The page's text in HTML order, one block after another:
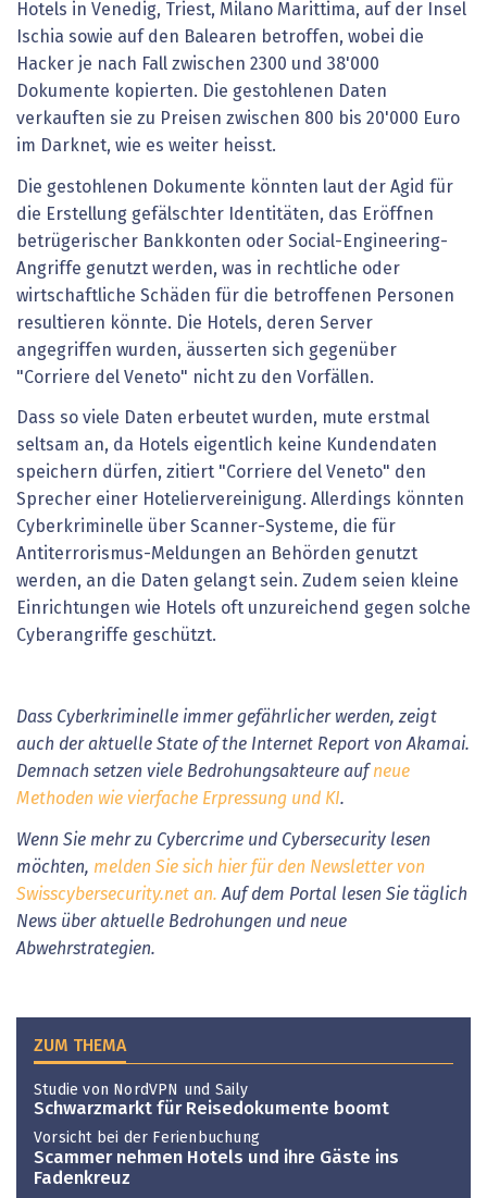
Hotels in Venedig, Triest, Milano Marittima, auf der Insel
Ischia sowie auf den Balearen betroffen, wobei die
Hacker je nach Fall zwischen 2300 und 38'000
Dokumente kopierten. Die gestohlenen Daten
verkauften sie zu Preisen zwischen 800 bis 20'000 Euro
im Darknet, wie es weiter heisst.
Die gestohlenen Dokumente könnten laut der Agid für
die Erstellung gefälschter Identitäten, das Eröffnen
betrügerischer Bankkonten oder Social-Engineering-
Angriffe genutzt werden, was in rechtliche oder
wirtschaftliche Schäden für die betroffenen Personen
resultieren könnte. Die Hotels, deren Server
angegriffen wurden, äusserten sich gegenüber
"Corriere del Veneto" nicht zu den Vorfällen.
Dass so viele Daten erbeutet wurden, mute erstmal
seltsam an, da Hotels eigentlich keine Kundendaten
speichern dürfen, zitiert "Corriere del Veneto" den
Sprecher einer Hoteliervereinigung. Allerdings könnten
Cyberkriminelle über Scanner-Systeme, die für
Antiterrorismus-Meldungen an Behörden genutzt
werden, an die Daten gelangt sein. Zudem seien kleine
Einrichtungen wie Hotels oft unzureichend gegen solche
Cyberangriffe geschützt.
Dass Cyberkriminelle immer gefährlicher werden, zeigt
auch der aktuelle State of the Internet Report von Akamai.
Demnach setzen viele Bedrohungsakteure auf neue
Methoden wie vierfache Erpressung und KI.
Wenn Sie mehr zu Cybercrime und Cybersecurity lesen
möchten, melden Sie sich hier für den Newsletter von
Swisscybersecurity.net an. Auf dem Portal lesen Sie täglich
News über aktuelle Bedrohungen und neue
Abwehrstrategien.
ZUM THEMA
Studie von NordVPN und Saily
Schwarzmarkt für Reisedokumente boomt
Vorsicht bei der Ferienbuchung
Scammer nehmen Hotels und ihre Gäste ins
Fadenkreuz